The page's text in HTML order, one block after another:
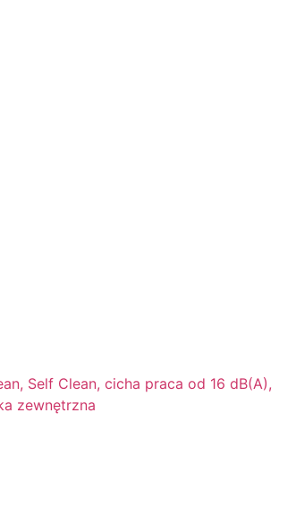
Self Clean, cicha praca od 16 dB(A),
zewnętrzna